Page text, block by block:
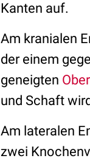
Kanten auf.
Am kranialen
der einem
geneigten
und Schaft
Am lateralen
zwei